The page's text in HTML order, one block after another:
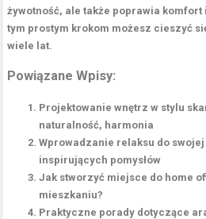
żywotność, ale także poprawia komfort
tym prostym krokom możesz cieszyć
wiele lat.
Powiązane Wpisy:
Projektowanie wnętrz w stylu
naturalność, harmonia
Wprowadzanie relaksu do
inspirujących pomysłów
Jak stworzyć miejsce do home
mieszkaniu?
Praktyczne porady dotyczące